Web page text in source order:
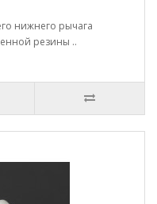
нижнего рычага
резины ..